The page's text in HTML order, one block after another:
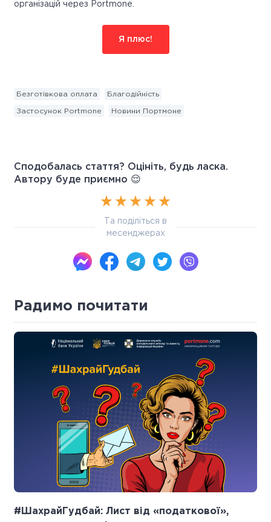
організацій через Portmone.
Я плюс!
Безготівкова оплата Благодійність
Застосунок Portmone Новини Портмоне
Сподобалась стаття? Оцініть, будь ласка.
Автору буде приємно 😌
Та поділіться в
месенджерах
Радимо почитати
#ШахрайГудбай: Лист від «податкової»,